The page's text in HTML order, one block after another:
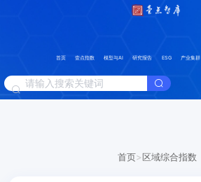
首页 壹点指数 模型与AI 研究报告 ESG 产业集群
首页>区域综合指数